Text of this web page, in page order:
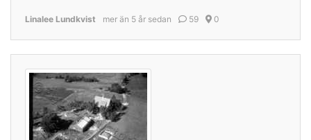
Linalee Lundkvist mer än 5 år sedan 59 0